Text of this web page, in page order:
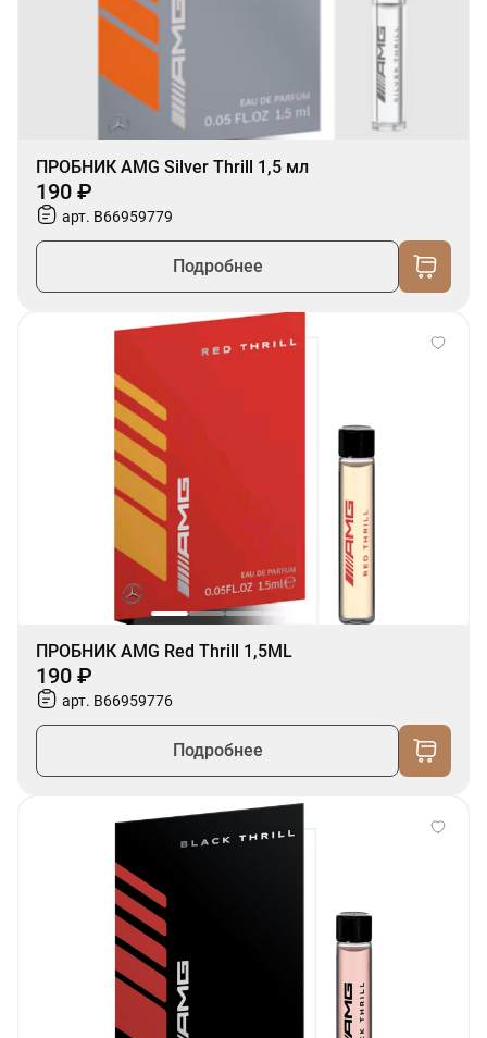
ПРОБНИК AMG Silver Thrill 1,5 мл
190 ₽
арт. B66959779
Подробнее
ПРОБНИК AMG Red Thrill 1,5ML
190 ₽
арт. B66959776
Подробнее